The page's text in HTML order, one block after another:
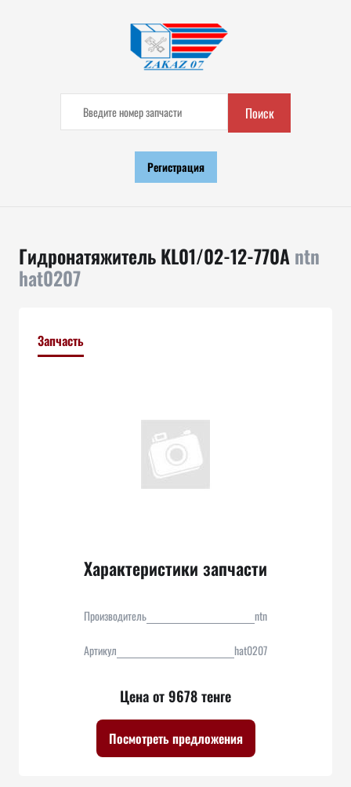
Поиск
Регистрация
Гидронатяжитель KL01/02-12-770Antn
hat0207
Запчасть
Характеристики запчасти
Производитель ntn
Артикул hat0207
Цена от 9678 тенге
Посмотреть предложения